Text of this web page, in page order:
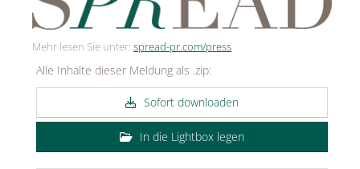
Mehr lesen Sie unter: spread-pr.com/press
Alle Inhalte dieser Meldung als .zip:
Sofort downloaden
In die Lightbox legen